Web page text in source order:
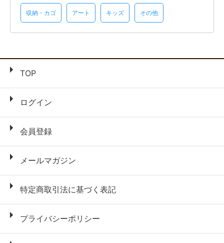
収納・カゴ アート キッズ その他
TOP
ログイン
会員登録
メールマガジン
特定商取引法に基づく表記
プライバシーポリシー